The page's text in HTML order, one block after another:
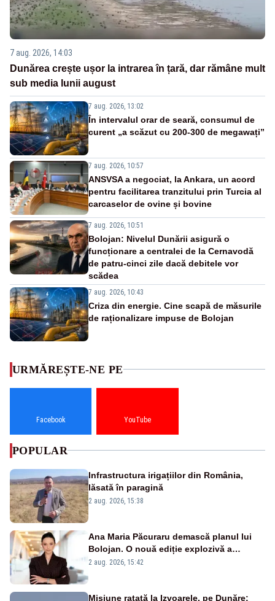
7 aug. 2026, 14:03
Dunărea crește ușor la intrarea în țară, dar rămâne mult
sub media lunii august
7 aug. 2026, 13:02
În intervalul orar de seară, consumul de
curent „a scăzut cu 200-300 de megawați”
7 aug. 2026, 10:57
ANSVSA a negociat, la Ankara, un acord
pentru facilitarea tranzitului prin Turcia al
carcaselor de ovine și bovine
7 aug. 2026, 10:51
Bolojan: Nivelul Dunării asigură o
funcționare a centralei de la Cernavodă
de patru-cinci zile dacă debitele vor
scădea
7 aug. 2026, 10:43
Criza din energie. Cine scapă de măsurile
de raționalizare impuse de Bolojan
URMĂREȘTE-NE PE
Facebook YouTube
POPULAR
Infrastructura irigațiilor din România,
lăsată în paragină
2 aug. 2026, 15:38
Ana Maria Păcuraru demască planul lui
Bolojan. O nouă ediție explozivă a
emisiunii „Miza Zilei” la Realitatea PLUS
2 aug. 2026, 15:42
Misiune ratată la Izvoarele, pe Dunăre: